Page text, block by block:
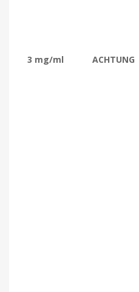
3 mg/ml ACHTUNG